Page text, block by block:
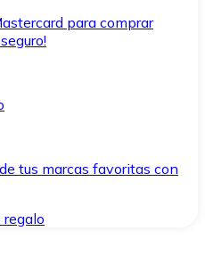
para comprar
tus marcas favoritas con
regalo